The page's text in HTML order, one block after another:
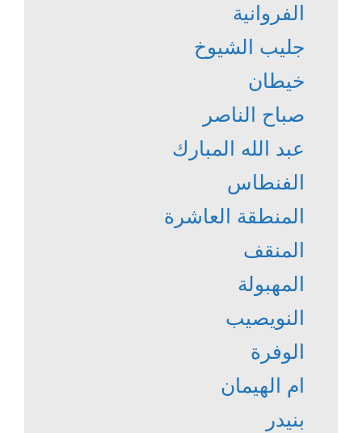
الفروانية
جليب الشيوخ
خيطان
صباح الناصر
عبد الله المبارك
الفنطاس
المنطقة العاشرة
المنقف
المهبولة
النويصيب
الوفرة
ام الهيمان
بنيدر